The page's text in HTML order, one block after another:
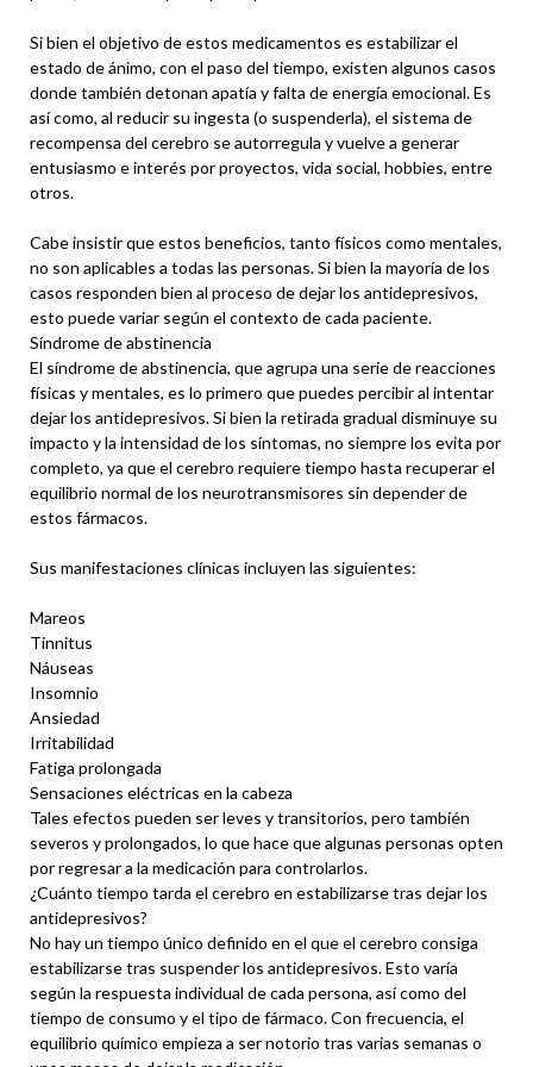
Si bien el objetivo de estos medicamentos es estabilizar el
estado de ánimo, con el paso del tiempo, existen algunos casos
donde también detonan apatía y falta de energía emocional. Es
así como, al reducir su ingesta (o suspenderla), el sistema de
recompensa del cerebro se autorregula y vuelve a generar
entusiasmo e interés por proyectos, vida social, hobbies, entre
otros.
Cabe insistir que estos beneficios, tanto físicos como mentales,
no son aplicables a todas las personas. Si bien la mayoría de los
casos responden bien al proceso de dejar los antidepresivos,
esto puede variar según el contexto de cada paciente.
Síndrome de abstinencia
El síndrome de abstinencia, que agrupa una serie de reacciones
físicas y mentales, es lo primero que puedes percibir al intentar
dejar los antidepresivos. Si bien la retirada gradual disminuye su
impacto y la intensidad de los síntomas, no siempre los evita por
completo, ya que el cerebro requiere tiempo hasta recuperar el
equilibrio normal de los neurotransmisores sin depender de
estos fármacos.
Sus manifestaciones clínicas incluyen las siguientes:
Mareos
Tinnitus
Náuseas
Insomnio
Ansiedad
Irritabilidad
Fatiga prolongada
Sensaciones eléctricas en la cabeza
Tales efectos pueden ser leves y transitorios, pero también
severos y prolongados, lo que hace que algunas personas opten
por regresar a la medicación para controlarlos.
¿Cuánto tiempo tarda el cerebro en estabilizarse tras dejar los
antidepresivos?
No hay un tiempo único definido en el que el cerebro consiga
estabilizarse tras suspender los antidepresivos. Esto varía
según la respuesta individual de cada persona, así como del
tiempo de consumo y el tipo de fármaco. Con frecuencia, el
equilibrio químico empieza a ser notorio tras varias semanas o